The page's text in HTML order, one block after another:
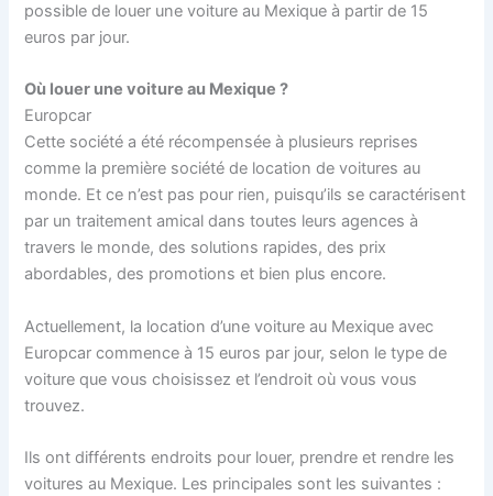
possible de louer une voiture au Mexique à partir de 15
euros par jour.
Où louer une voiture au Mexique ?
Europcar
Cette société a été récompensée à plusieurs reprises
comme la première société de location de voitures au
monde. Et ce n’est pas pour rien, puisqu’ils se caractérisent
par un traitement amical dans toutes leurs agences à
travers le monde, des solutions rapides, des prix
abordables, des promotions et bien plus encore.
Actuellement, la location d’une voiture au Mexique avec
Europcar commence à 15 euros par jour, selon le type de
voiture que vous choisissez et l’endroit où vous vous
trouvez.
Ils ont différents endroits pour louer, prendre et rendre les
voitures au Mexique. Les principales sont les suivantes :